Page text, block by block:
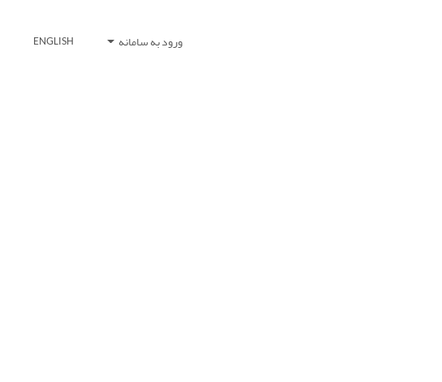
ورود به سامانه ENGLISH